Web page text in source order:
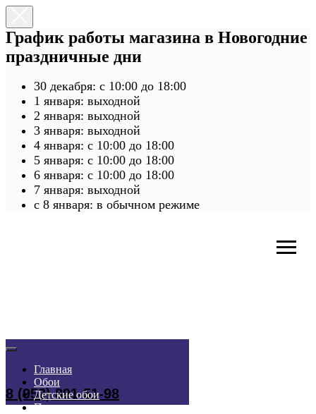
График работы магазина в Новогодние
праздничные дни
30 декабря: с 10:00 до 18:00
1 января: выходной
2 января: выходной
3 января: выходной
4 января: с 10:00 до 18:00
5 января: с 10:00 до 18:00
6 января: с 10:00 до 18:00
7 января: выходной
c 8 января: в обычном режиме
8 (952) 891-51-98
Главная
Обои
Детские обои
Под покраску